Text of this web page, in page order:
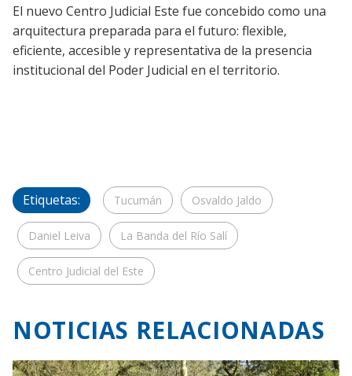
El nuevo Centro Judicial Este fue concebido como una
arquitectura preparada para el futuro: flexible,
eficiente, accesible y representativa de la presencia
institucional del Poder Judicial en el territorio.
Etiquetas: Tucumán Osvaldo Jaldo
Daniel Leiva La Banda del Río Salí
Centro Judicial del Este
NOTICIAS RELACIONADAS